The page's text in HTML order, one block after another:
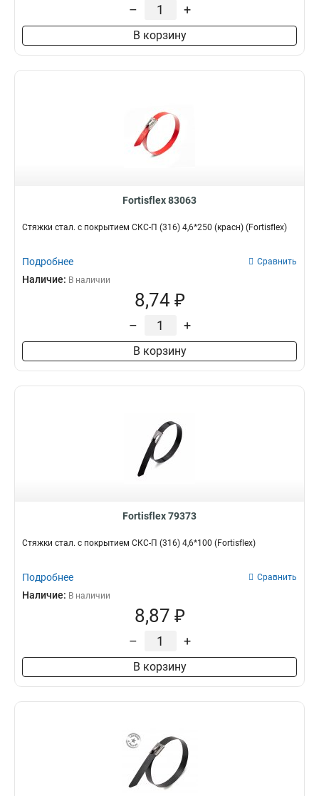
– +
В корзину
Fortisflex 83063
Стяжки стал. с покрытием СКС-П (316) 4,6*250 (красн) (Fortisflex)
Подробнее Сравнить
Наличие: В наличии
8,74 ₽
– +
В корзину
Fortisflex 79373
Стяжки стал. с покрытием СКС-П (316) 4,6*100 (Fortisflex)
Подробнее Сравнить
Наличие: В наличии
8,87 ₽
– +
В корзину